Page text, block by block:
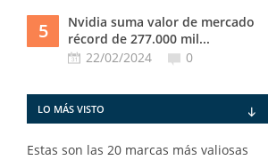
5
Nvidia suma valor de mercado
récord de 277.000 mil...
22/02/2024
0
LO MÁS VISTO
Estas son las 20 marcas más valiosas